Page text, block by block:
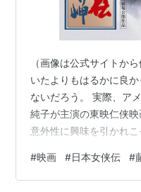
（画像は公式サイトか
いたよりもはるかに良
ないだろう。 実際、ア
純子が主演の東映仁侠
意外性に興味を引かれ
う。それが、「東映の仁
う」というラインも、
#映画 #日本女侠伝 #